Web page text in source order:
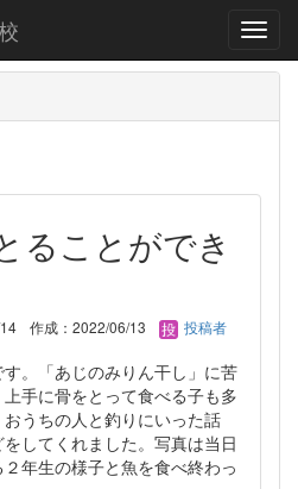
ることができ
作成：2022/06/13
投稿者
。「あじのみりん干し」に苦
手に骨をとって食べる子も多
うちの人と釣りにいった話
してくれました。写真は当日
年生の様子と魚を食べ終わっ